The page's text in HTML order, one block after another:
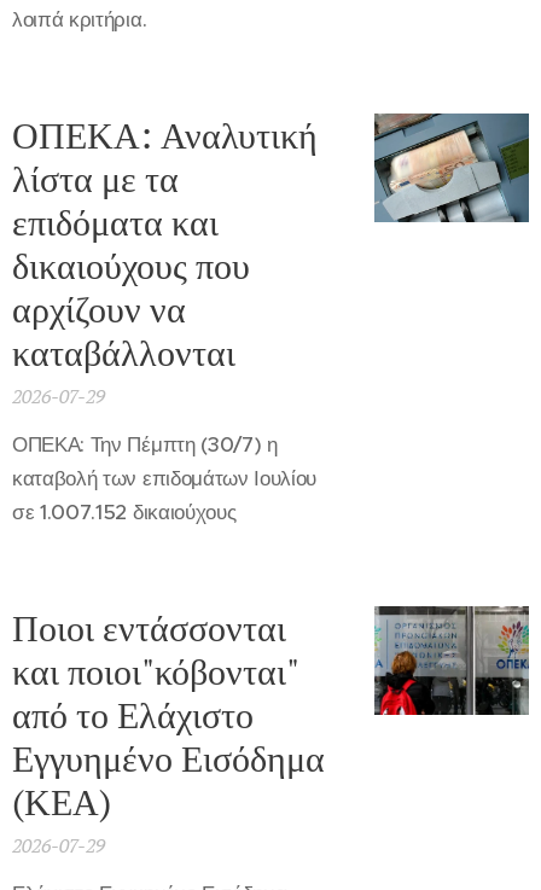
λοιπά κριτήρια.
ΟΠΕΚΑ: Αναλυτική
λίστα με τα
επιδόματα και
δικαιούχους που
αρχίζουν να
καταβάλλονται
2026-07-29
ΟΠΕΚΑ: Την Πέμπτη (30/7) η
καταβολή των επιδομάτων Ιουλίου
σε 1.007.152 δικαιούχους
Ποιοι εντάσσονται
και ποιοι"κόβονται"
από το Ελάχιστο
Εγγυημένο Εισόδημα
(ΚΕΑ)
2026-07-29